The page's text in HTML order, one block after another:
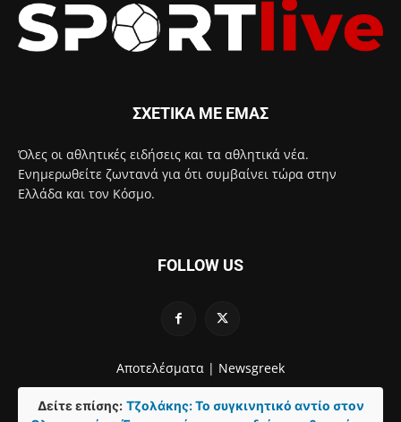
ΣΧΕΤΙΚΑ ΜΕ ΕΜΑΣ
Όλες οι αθλητικές ειδήσεις και τα αθλητικά νέα.
Ενημερωθείτε ζωντανά για ότι συμβαίνει τώρα στην
Ελλάδα και τον Κόσμο.
FOLLOW US
Αποτελέσματα | Newsgreek
Δείτε επίσης: Τζολάκης: Το συγκινητικό αντίο στον